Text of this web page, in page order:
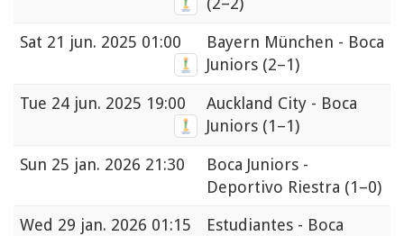
Sat 21 jun. 2025 01:00
Bayern München - Boca
Juniors (2–1)
Tue 24 jun. 2025 19:00
Auckland City - Boca
Juniors (1–1)
Sun 25 jan. 2026 21:30
Boca Juniors -
Deportivo Riestra (1–0)
Wed 29 jan. 2026 01:15
Estudiantes - Boca